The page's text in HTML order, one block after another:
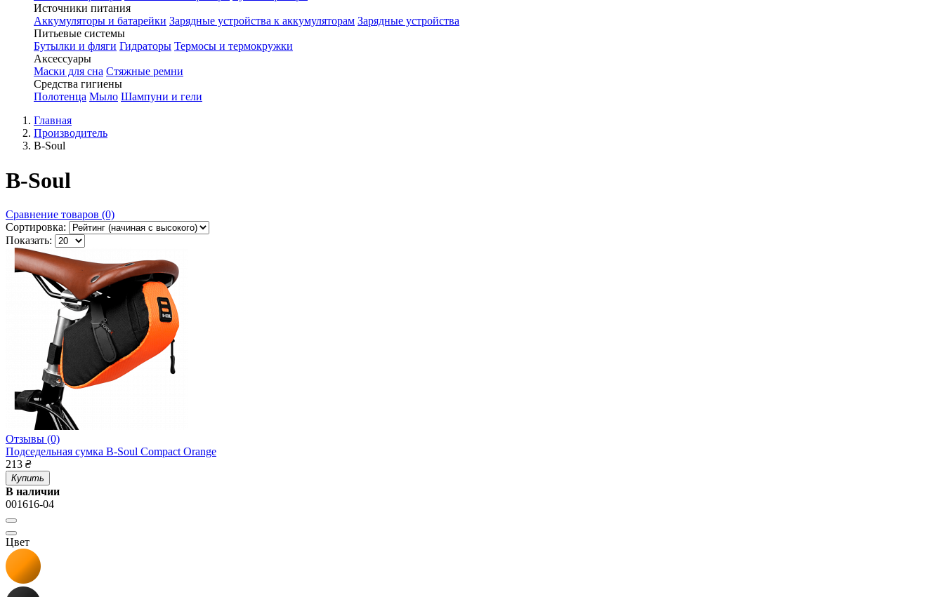
Источники питания
Аккумуляторы и батарейки Зарядные устройства к аккумуляторам Зарядные устройства
Питьевые системы
Бутылки и фляги Гидраторы Термосы и термокружки
Аксессуары
Маски для сна Стяжные ремни
Средства гигиены
Полотенца Мыло Шампуни и гели
Главная
Производитель
B-Soul
B-Soul
Сравнение товаров (0)
Сортировка:
Показать:
Отзывы (0)
Подседельная сумка B-Soul Compact Orange
213 ₴
Купить
В наличии
001616-04
Цвет